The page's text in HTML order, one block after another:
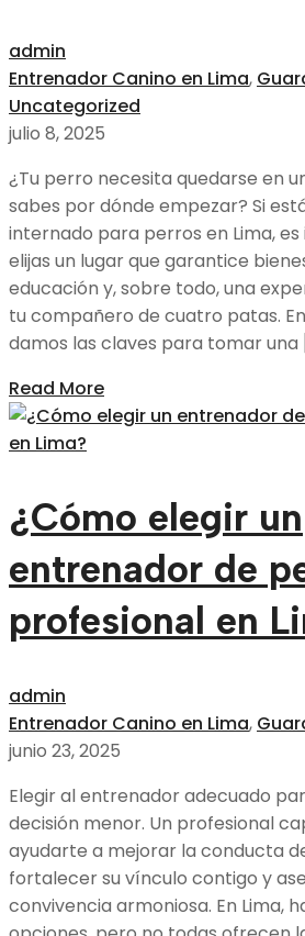
admin
Entrenador Canino en Lima,
Uncategorized
julio 8, 2025
¿Tu perro necesita quedarse en
sabes por dónde empezar? Si
internado para perros en Lima,
elijas un lugar que garantice
educación y, sobre todo, una
tu compañero de cuatro patas.
damos las claves para tomar una
Read More
¿Cómo elegir un
entrenador de
profesional en
admin
Entrenador Canino en Lima,
junio 23, 2025
Elegir al entrenador adecuado
decisión menor. Un profesional
ayudarte a mejorar la conducta
fortalecer su vínculo contigo y
convivencia armoniosa. En Lima,